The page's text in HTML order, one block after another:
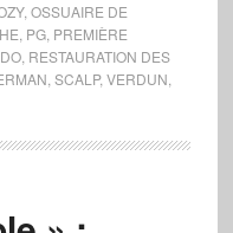
, OSSUAIRE DE
PG, PREMIÈRE
, RESTAURATION DES
SCALP, VERDUN